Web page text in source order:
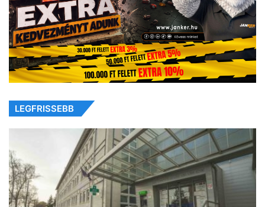
LEGFRISSEBB